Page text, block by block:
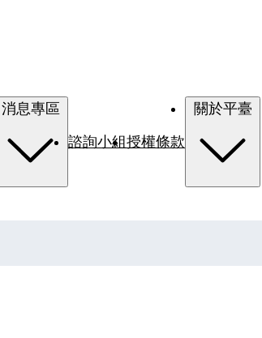
諮詢小組授權條款